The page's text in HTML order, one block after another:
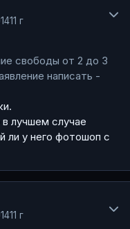
11 г
свободы от 2 до 3
написать -
лучшем случае
ли у него фотошоп с
11 г